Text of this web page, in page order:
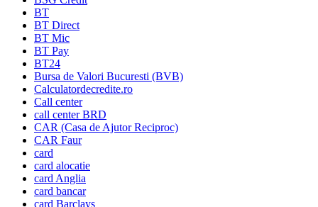
BT
BT Direct
BT Mic
BT Pay
BT24
Bursa de Valori Bucuresti (BVB)
Calculatordecredite.ro
Call center
call center BRD
CAR (Casa de Ajutor Reciproc)
CAR Faur
card
card alocatie
card Anglia
card bancar
card Barclays